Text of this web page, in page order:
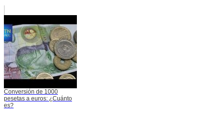
Conversión de 1000
pesetas a euros: ¿Cuánto
es?